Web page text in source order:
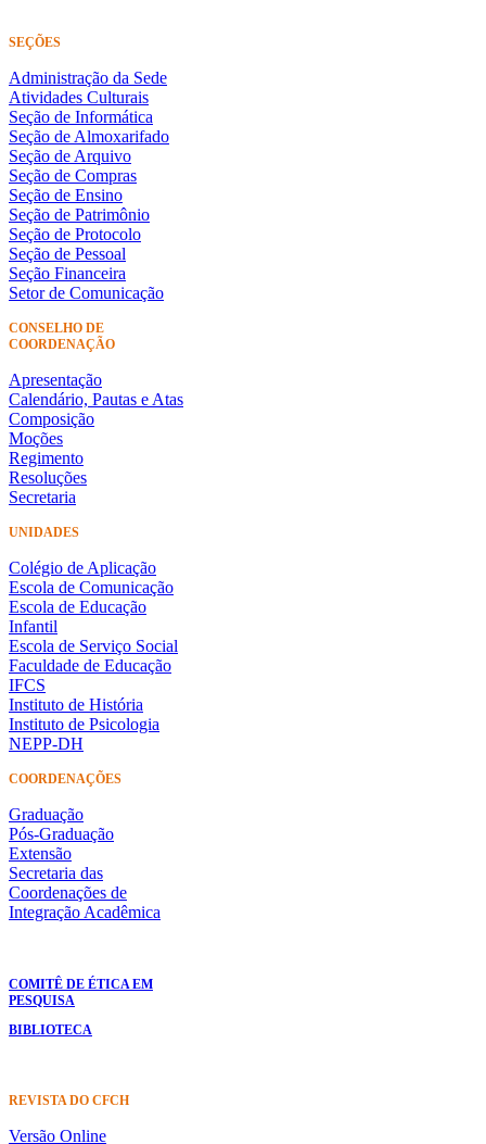
SEÇÕES
Administração da Sede
Atividades Culturais
Seção de Informática
Seção de Almoxarifado
Seção de Arquivo
Seção de Compras
Seção de Ensino
Seção de Patrimônio
Seção de Protocolo
Seção de Pessoal
Seção Financeira
Setor de Comunicação
CONSELHO DE
COORDENAÇÃO
Apresentação
Calendário, Pautas e Atas
Composição
Moções
Regimento
Resoluções
Secretaria
UNIDADES
Colégio de Aplicação
Escola de Comunicação
Escola de Educação
Infantil
Escola de Serviço Social
Faculdade de Educação
IFCS
Instituto de História
Instituto de Psicologia
NEPP-DH
COORDENAÇÕES
Graduação
Pós-Graduação
Extensão
Secretaria das
Coordenações de
Integração Acadêmica
COMITÊ DE ÉTICA EM
PESQUISA
BIBLIOTECA
REVISTA DO CFCH
Versão Online